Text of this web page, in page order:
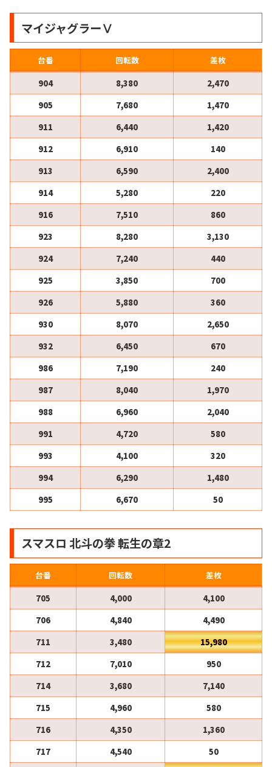
マイジャグラーⅤ
台番 回転数
差枚
904
8,380
2,470
905
7,680
1,470
911
6,440
1,420
912
6,910
140
913
6,590
2,400
914
5,280
220
916
7,510
860
923
8,280
3,130
924
7,240
440
925
3,850
700
926
5,880
360
930
8,070
2,650
932
6,450
670
986
7,190
240
987
8,040
1,970
988
6,960
2,040
991
4,720
580
993
4,100
320
994
6,290
1,480
995
6,670 50
スマスロ 北斗の拳 転生の章2
台番 回転数
差枚
705
4,000
4,100
706
4,840
4,490
711
3,480
15,980
712
7,010
950
714
3,680
7,140
715
4,960
580
716
4,350
1,360
717
4,540
50